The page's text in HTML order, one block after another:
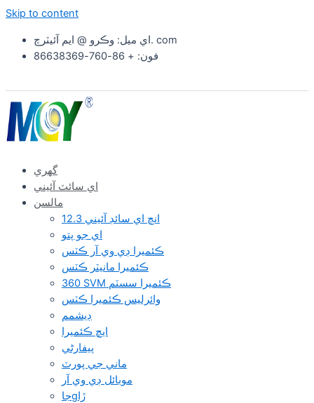
Skip to content
اي ميل: وڪرو @ ايم آئيٽرچ. com
فون: + 86-760-86638369
گهري
اي سائٽ آئيني
مالسن
12.3 انچ اي سائڊ آئيني
اي جو پتو
ڪئميرا ڊي وي آر ڪٽس
ڪئميرا مانيٽر ڪٽس
360 SVM ڪئميرا سسٽم
وائرلیس ڪئميرا ڪٽس
ڊيشمم
ايڇ ڪئميرا
پيفارڻي
ماني جي پورٽ
موبائل ڊي وي آر
جاgڙا